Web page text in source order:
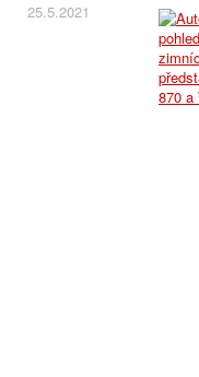
25.5.2021